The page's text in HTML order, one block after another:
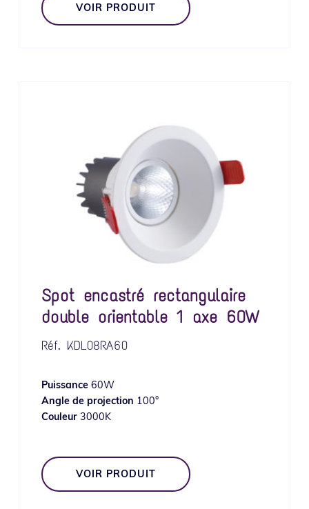
VOIR PRODUIT
Spot encastré rectangulaire
double orientable 1 axe 60W
Réf. KDL08RA60
Puissance60W
Angle de projection 100°
Couleur3000K
VOIR PRODUIT